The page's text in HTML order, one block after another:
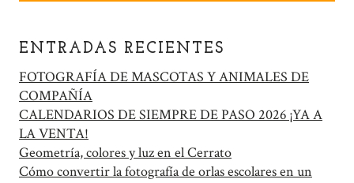
ENTRADAS RECIENTES
FOTOGRAFÍA DE MASCOTAS Y ANIMALES DE
COMPAÑÍA
CALENDARIOS DE SIEMPRE DE PASO 2026 ¡YA A
LA VENTA!
Geometría, colores y luz en el Cerrato
Cómo convertir la fotografía de orlas escolares en un